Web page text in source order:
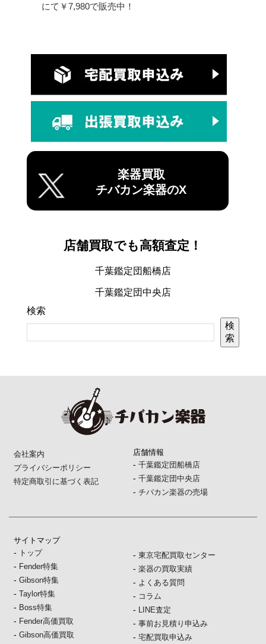
にて￥7,980で販売中！
楽器買取
チバカン楽器のX
店舗買取でも高額査定！
千葉鑑定団船橋店
千葉鑑定団中央店
検索
検
索
会社案内
プライバシーポリシー
特定商取引に基づく表記
店舗情報
- 千葉鑑定団船橋店
- 千葉鑑定団中央店
- チバカン楽器の売場
サイトマップ
- トップ
- Fender特集
-Gibson特集
-Taylor特集
- Boss特集
- Fender高価買取
-Gibson高価買取
- 東京宅配買取センター
- 楽器の買取実績
- よくある質問
- コラム
- LINE査定
- 事前お見積り申込み
- 宅配買取申込み